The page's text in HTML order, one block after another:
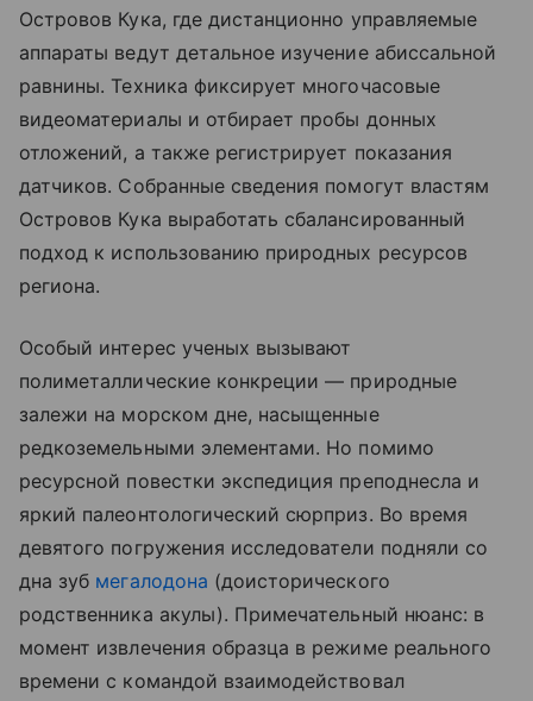
Островов Кука, где дистанционно управляемые
аппараты ведут детальное изучение абиссальной
равнины. Техника фиксирует многочасовые
видеоматериалы и отбирает пробы донных
отложений, а также регистрирует показания
датчиков. Собранные сведения помогут властям
Островов Кука выработать сбалансированный
подход к использованию природных ресурсов
региона.
Особый интерес ученых вызывают
полиметаллические конкреции — природные
залежи на морском дне, насыщенные
редкоземельными элементами. Но помимо
ресурсной повестки экспедиция преподнесла и
яркий палеонтологический сюрприз. Во время
девятого погружения исследователи подняли со
дна зуб мегалодона (доисторического
родственника акулы). Примечательный нюанс: в
момент извлечения образца в режиме реального
времени с командой взаимодействовал